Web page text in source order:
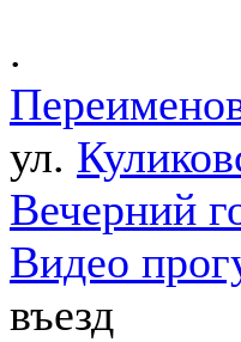
.
ул.
Вечерний
Видео
въезд